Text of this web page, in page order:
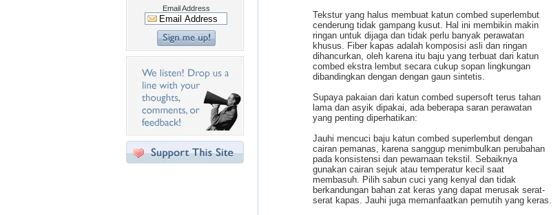
Email Address
Tekstur yang halus membuat katun combed superlembut
cenderung tidak gampang kusut. Hal ini membikin makin
ringan untuk dijaga dan tidak perlu banyak perawatan
khusus. Fiber kapas adalah komposisi asli dan ringan
dihancurkan, oleh karena itu baju yang terbuat dari katun
combed ekstra lembut secara cukup sopan lingkungan
dibandingkan dengan dengan gaun sintetis.
Supaya pakaian dari katun combed supersoft terus tahan
lama dan asyik dipakai, ada beberapa saran perawatan
yang penting diperhatikan:
Jauhi mencuci baju katun combed superlembut dengan
cairan pemanas, karena sanggup menimbulkan perubahan
pada konsistensi dan pewarnaan tekstil. Sebaiknya
gunakan cairan sejuk atau temperatur kecil saat
membasuh. Pilih sabun cuci yang kenyal dan tidak
berkandungan bahan zat keras yang dapat merusak serat-
serat kapas. Jauhi juga memanfaatkan pemutih yang keras.